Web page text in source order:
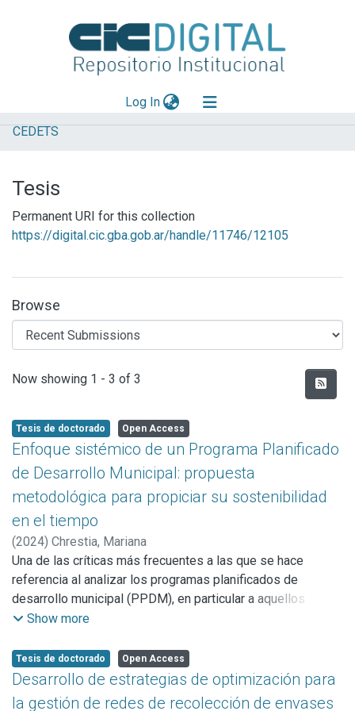
Log In(current)
Explorar
Aportar material
Statistics
CEDETS
Tesis
Permanent URI for this collection
https://digital.cic.gba.gob.ar/handle/11746/12105
Browse
Recent Submissions
Now showing 1 - 3 of 3
Tesis de doctorado Open Access
Enfoque sistémico de un Programa Planificado
de Desarrollo Municipal: propuesta
metodológica para propiciar su sostenibilidad
en el tiempo
(2024) Chrestia, Mariana
Una de las críticas más frecuentes a las que se hace
referencia al analizar los programas planificados de
desarrollo municipal (PPDM), en particular a aquellos
implementados en forma endógena, estratégica y
sostenerse durante el período de tiempo previsto y, en
consecuencia, los objetivos propuestos sólo se alcanzan
muy parcialmente. En efecto, distintas revisiones concluyen
Show more
Tesis de doctorado Open Access
Desarrollo de estrategias de optimización para
la gestión de redes de recolección de envases